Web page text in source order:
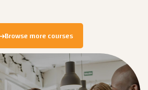
Browse more courses